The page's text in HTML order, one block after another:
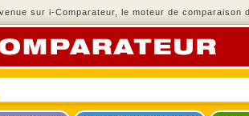
sur i-Comparateur, le moteur de comparaison